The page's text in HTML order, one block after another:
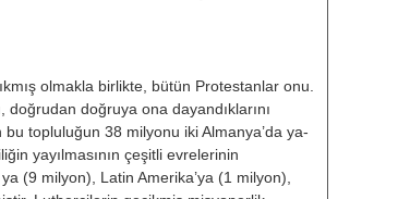
olmakla birlikte, bütün Protestanlar onu.
doğrudan doğruya ona dayan­dıklarını
toplu­luğun 38 milyonu iki Almanya’da ya­
yayılmasının çeşitli evrelerinin
(9 milyon), Latin Amerika’ya (1 mil­yon),